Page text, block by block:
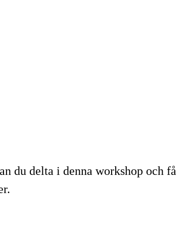
du delta i denna workshop och få